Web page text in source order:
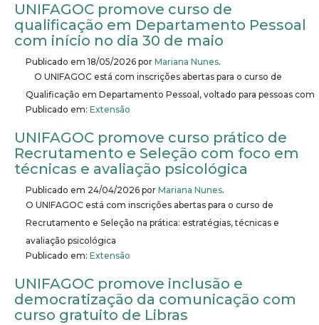
UNIFAGOC promove curso de
qualificação em Departamento Pessoal
com início no dia 30 de maio
Publicado em 18/05/2026 por Mariana Nunes.
O UNIFAGOC está com inscrições abertas para o curso de
Qualificação em Departamento Pessoal, voltado para pessoas com
Publicado em: Extensão
UNIFAGOC promove curso prático de
Recrutamento e Seleção com foco em
técnicas e avaliação psicológica
Publicado em 24/04/2026 por Mariana Nunes.
O UNIFAGOC está com inscrições abertas para o curso de
Recrutamento e Seleção na prática: estratégias, técnicas e
avaliação psicológica
Publicado em: Extensão
UNIFAGOC promove inclusão e
democratização da comunicação com
curso gratuito de Libras